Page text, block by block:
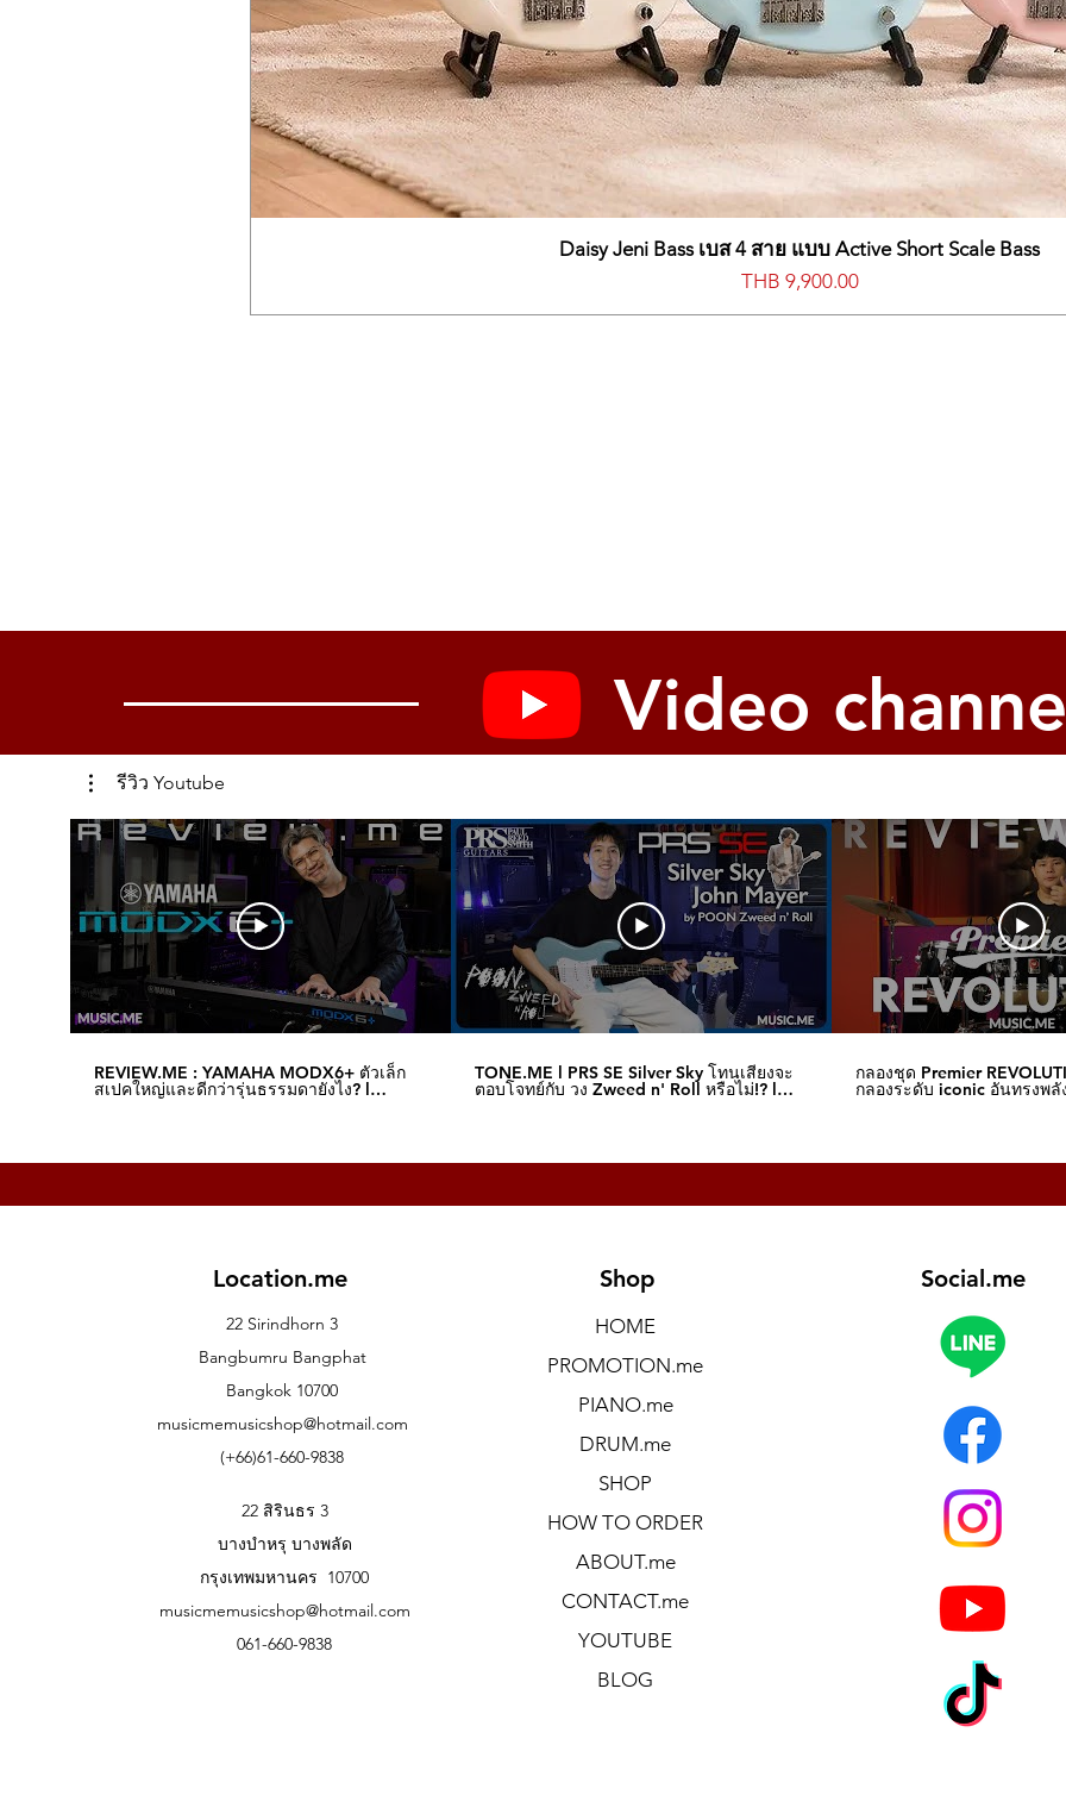
Daisy Jeni Bass เบส 4 สาย แบบ Active Short Scale Bass
價格
THB 9,900.00
Video
รีวิว Youtube
REVIEW.ME : YAMAHA MODX6+ ตัวเล็ก
สเปคใหญ่และดีกว่ารุ่นธรรมดายังไง? l
Music.me
TONE.ME l PRS SE Silver Sky โทนเสียงจะ
ตอบโจทย์กับ วง Zweed n' Roll หรือไม่!? l
กลองชุด Premier
กลองระดับ iconic อันทรงพลั
Location.me
22 Sirindhorn 3
Bangbumru Bangphat
Bangkok 10700
musicmemusicshop@hotmail.com
(+66)61-660-9838
22 สิรินธร 3
บางบำหรุ บางพลัด
กรุงเทพมหานคร 10700
musicmemusicshop@hotmail.com
061-660-9838
Shop
HOME
PROMOTION.me
PIANO.me
DRUM.me
SHOP
HOW TO ORDER
ABOUT.me
CONTACT.me
YOUTUBE
BLOG
Social.me